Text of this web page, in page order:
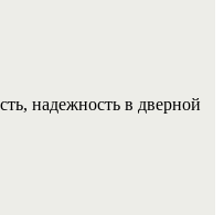
надежность в дверной